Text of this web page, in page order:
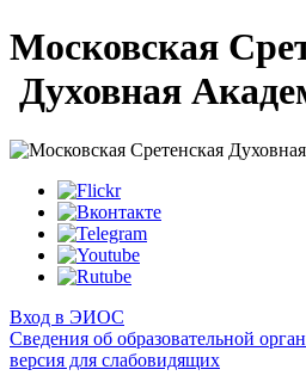
Московская
Духовная
Вход в ЭИОС
Сведения об образовательной
версия для слабовидящих